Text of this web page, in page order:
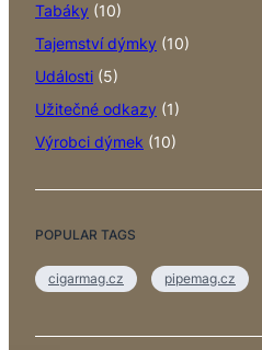
Tabáky (10)
Tajemství dýmky (10)
Události (5)
Užitečné odkazy (1)
Výrobci dýmek (10)
POPULAR TAGS
cigarmag.cz pipemag.cz